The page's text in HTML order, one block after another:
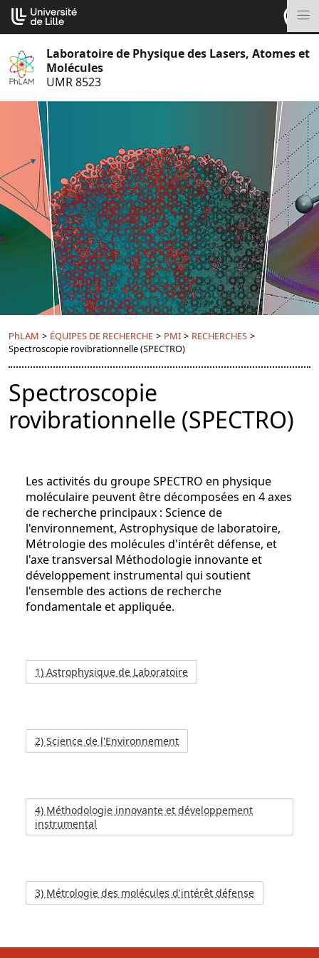
Aller
au
contenu
Laboratoire de Physique des Lasers, Atomes et
Molécules
UMR 8523
PhLAM > ÉQUIPES DE RECHERCHE > PMI > RECHERCHES >
Spectroscopie rovibrationnelle (SPECTRO)
Spectroscopie
rovibrationnelle (SPECTRO)
Les activités du groupe SPECTRO en physique
moléculaire peuvent être décomposées en 4 axes
de recherche principaux : Science de
l'environnement, Astrophysique de laboratoire,
Métrologie des molécules d'intérêt défense, et
l'axe transversal Méthodologie innovante et
développement instrumental qui soutient
l'ensemble des actions de recherche
fondamentale et appliquée.
1) Astrophysique de Laboratoire
2) Science de l'Environnement
4) Méthodologie innovante et développement
instrumental
3) Métrologie des molécules d'intérêt défense
Cookies management panel